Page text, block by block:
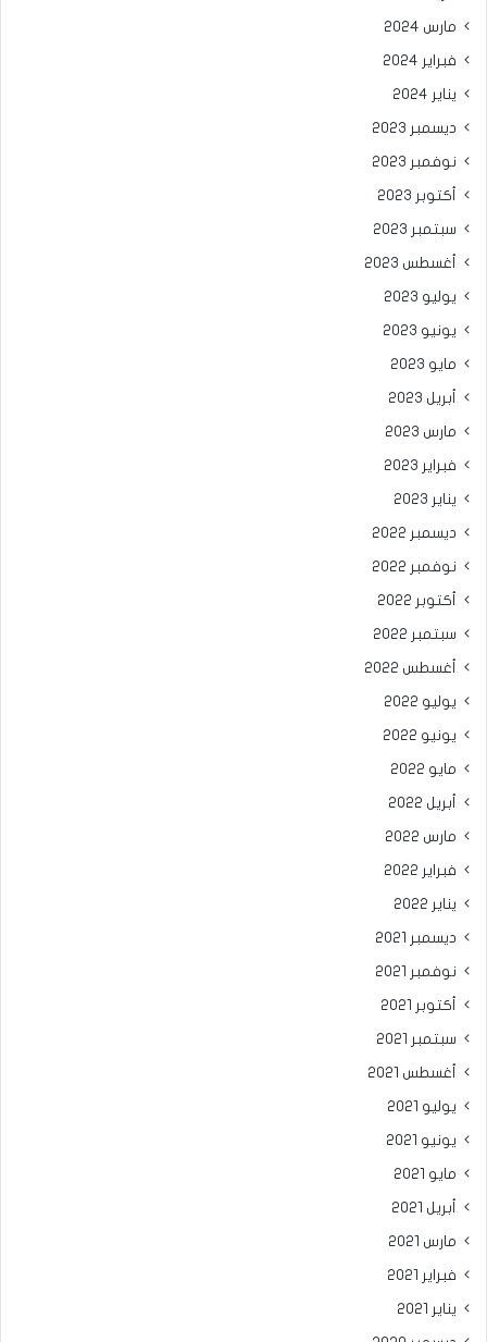
مارس 2024
فبراير 2024
يناير 2024
ديسمبر 2023
نوفمبر 2023
أكتوبر 2023
سبتمبر 2023
أغسطس 2023
يوليو 2023
يونيو 2023
مايو 2023
أبريل 2023
مارس 2023
فبراير 2023
يناير 2023
ديسمبر 2022
نوفمبر 2022
أكتوبر 2022
سبتمبر 2022
أغسطس 2022
يوليو 2022
يونيو 2022
مايو 2022
أبريل 2022
مارس 2022
فبراير 2022
يناير 2022
ديسمبر 2021
نوفمبر 2021
أكتوبر 2021
سبتمبر 2021
أغسطس 2021
يوليو 2021
يونيو 2021
مايو 2021
أبريل 2021
مارس 2021
فبراير 2021
يناير 2021